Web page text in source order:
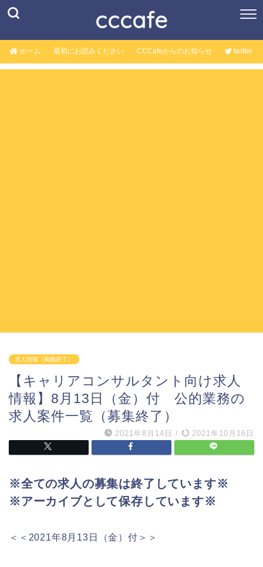
cccafe
ホーム 最初にお読みください CCCafeからのお知らせ twitter
求人情報（掲載終了）
【キャリアコンサルタント向け求人
情報】8月13日（金）付 公的業務の
求人案件一覧（募集終了）
2021年8月14日 / 2021年10月16日
※全ての求人の募集は終了しています※
※アーカイブとして保存しています※
＜＜2021年8月13日（金）付＞＞